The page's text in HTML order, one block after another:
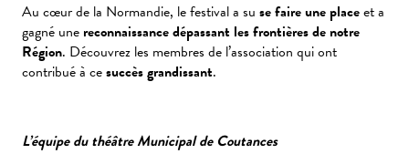
Au cœur de la Normandie, le festival a su se faire une placeet a
gagné une reconnaissance dépassant les frontières de notre
Région. Découvrez les membres de l’association qui ont
contribué à cesuccès grandissant.
L’équipe du théâtre Municipal de Coutances